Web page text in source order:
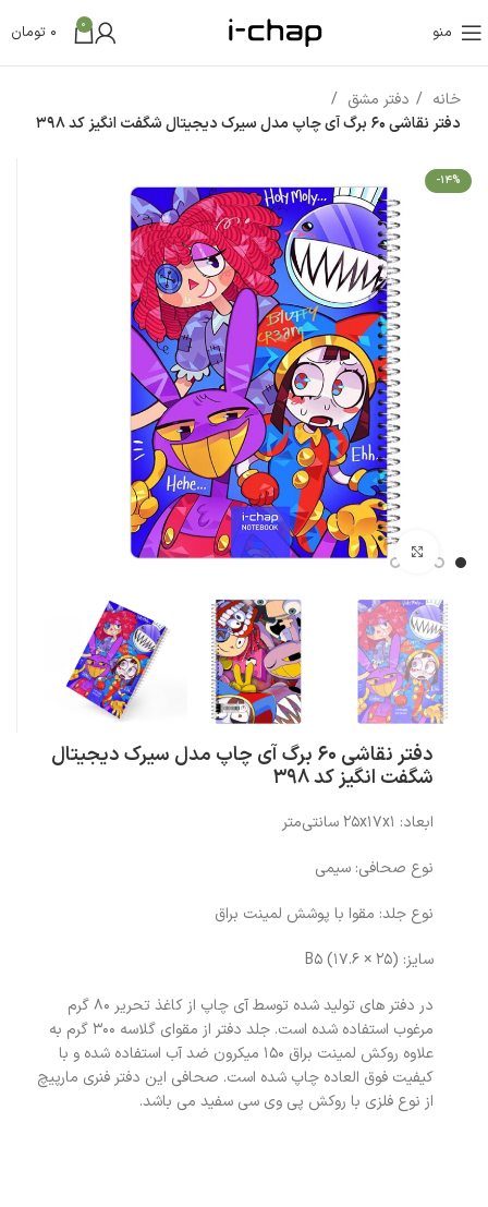
منو 0
0 تومان
خانه
دفتر مشق
دفتر نقاشی 60 برگ آی چاپ مدل سیرک دیجیتال شگفت انگیز کد 398
-14%
بزرگنمایی تصویر
دفتر نقاشی 60 برگ آی چاپ مدل سیرک دیجیتال
شگفت انگیز کد 398
ابعاد: ۲۵x۱۷x۱ سانتی‌متر
نوع صحافی: سیمی
نوع جلد: مقوا با پوشش لمینت براق
سایز: (۲۵ × ۱۷.۶) B۵
در دفتر های تولید شده توسط آی چاپ از کاغذ تحریر 80 گرم
مرغوب استفاده شده است. جلد دفتر از مقوای گلاسه 300 گرم به
علاوه روکش لمینت براق 150 میکرون ضد آب استفاده شده و با
کیفیت فوق العاده چاپ شده است. صحافی این دفتر فنری مارپیچ
از نوع فلزی با روکش پی وی سی سفید می باشد.